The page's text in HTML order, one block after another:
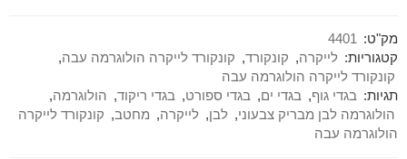
מק"ט:
4401
קטגוריות: לייקרה, קונקורד, קונקורד לייקרה הולוגרמה עבה,
קונקורד לייקרה הולוגרמה עבה
תגיות: בגדי גוף, בגדי ים, בגדי ספורט, בגדי ריקוד, הולוגרמה,
הולוגרמה לבן מבריק צבעוני, לבן, לייקרה, מחטב, קונקורד לייקרה
הולוגרמה עבה